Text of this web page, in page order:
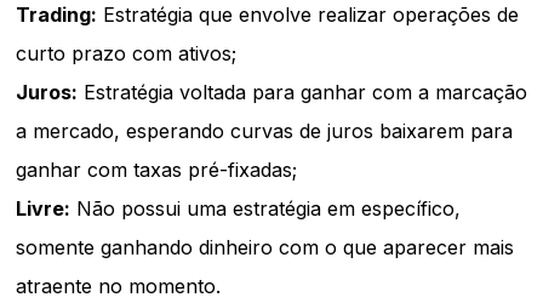
Trading: Estratégia que envolve realizar operações de
curto prazo com ativos;
Juros: Estratégia voltada para ganhar com a marcação
a mercado, esperando curvas de juros baixarem para
ganhar com taxas pré-fixadas;
Livre: Não possui uma estratégia em específico,
somente ganhando dinheiro com o que aparecer mais
atraente no momento.